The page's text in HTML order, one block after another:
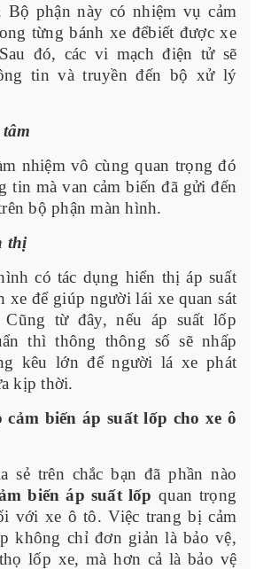
Bộ phận này có nhiệm vụ cảm
từng bánh xe đểbiết được xe
đó, các vi mạch điện tử sẽ
tin và truyền đến bộ xử lý
nhiệm vô cùng quan trọng đó
tin mà van cảm biến đã gửi đến
bộ phận màn hình.
thị
có tác dụng hiển thị áp suất
xe để giúp người lái xe quan sát
Cũng từ đây, nếu áp suất lốp
thì thông thông số sẽ nhấp
kêu lớn để người lá xe phát
kịp thời.
cảm biến áp suất lốp cho xe ô
sẻ trên chắc bạn đã phần nào
biến áp suất lốp quan trọng
với xe ô tô. Việc trang bị cảm
không chỉ đơn giản là bảo vệ,
lốp xe, mà hơn cả là bảo vệ